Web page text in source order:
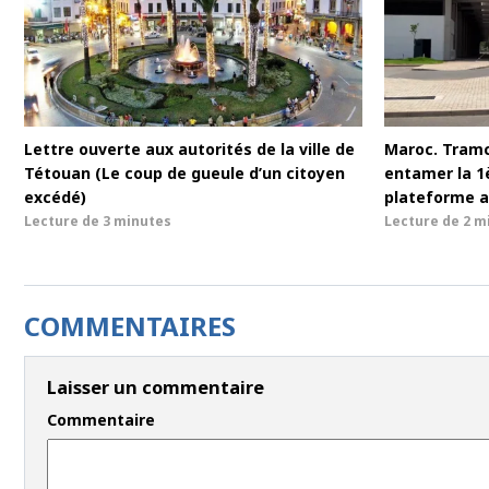
Lettre ouverte aux autorités de la ville de
Tétouan (Le coup de gueule d’un citoyen
excédé)
Lecture de 3 minutes
Maroc.
entamer la
plateforme
Lecture de 2
COMMENTAIRES
Laisser un commentaire
Commentaire